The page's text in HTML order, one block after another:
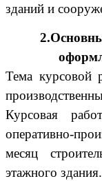
зданий и
Тема курсовой
Курсовая
оперативно-
месяц
этажного